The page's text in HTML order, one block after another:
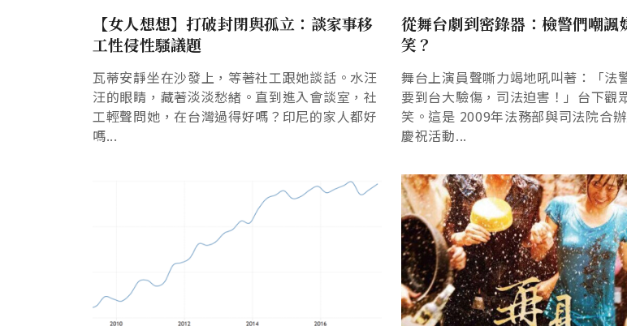
【女人想想】打破封閉與孤立：談家事移
工性侵性騷議題
瓦蒂安靜坐在沙發上，等著社工跟她談話。水汪
汪的眼睛，藏著淡淡愁緒。直到進入會談室，社
工輕聲問她，在台灣過得好嗎？印尼的家人都好
嗎...
從舞台劇到密錄器：檢警們嘲諷
笑？
舞台上演員聲嘶力竭地吼叫著：「法
要到台大驗傷，司法迫害！」台下觀
笑。這是 2009年法務部與司法院合
慶祝活動...